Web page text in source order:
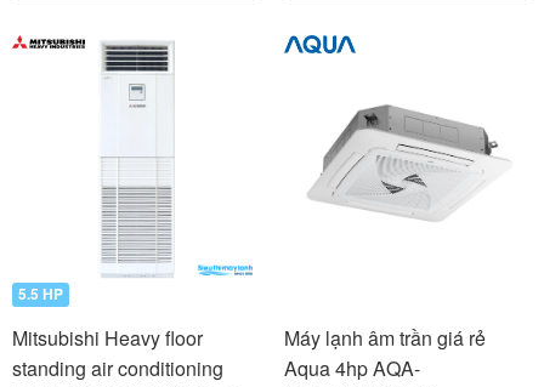
5.5 HP
Mitsubishi Heavy floor
standing air conditioning
Máy lạnh âm trần giá rẻ
Aqua 4hp AQA-